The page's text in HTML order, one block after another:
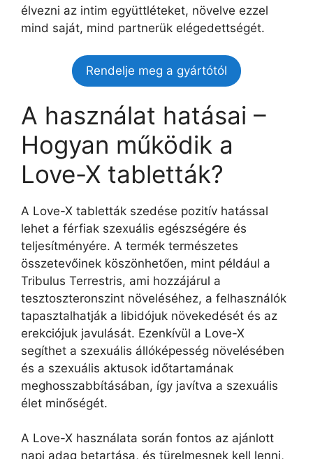
élvezni az intim együttléteket, növelve ezzel
mind saját, mind partnerük elégedettségét.
Rendelje meg a gyártótól
A használat hatásai –
Hogyan működik a
Love-X tabletták?
A Love-X tabletták szedése pozitív hatással
lehet a férfiak szexuális egészségére és
teljesítményére. A termék természetes
összetevőinek köszönhetően, mint például a
Tribulus Terrestris, ami hozzájárul a
tesztoszteronszint növeléséhez, a felhasználók
tapasztalhatják a libidójuk növekedését és az
erekciójuk javulását. Ezenkívül a Love-X
segíthet a szexuális állóképesség növelésében
és a szexuális aktusok időtartamának
meghosszabbításában, így javítva a szexuális
élet minőségét.
A Love-X használata során fontos az ajánlott
napi adag betartása, és türelmesnek kell lenni,